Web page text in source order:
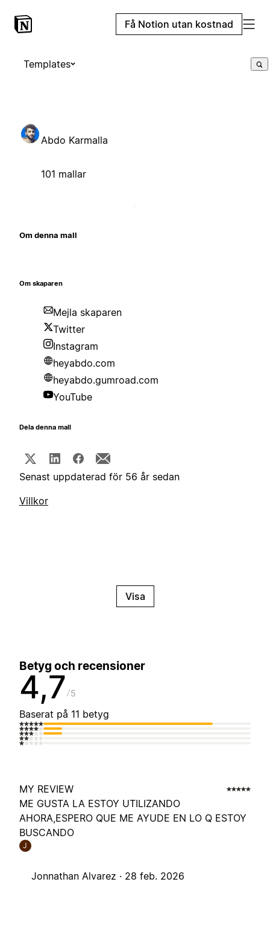
Få Notion utan kostnad
Templates
Abdo Karmalla
101 mallar
Om denna mall
Om skaparen
Mejla skaparen
Twitter
Instagram
heyabdo.com
heyabdo.gumroad.com
YouTube
Dela denna mall
Senast uppdaterad för 56 år sedan
Villkor
Visa
Betyg och recensioner
4,7 5
Baserat på 11 betyg
MY REVIEW
ME GUSTA LA ESTOY UTILIZANDO
AHORA,ESPERO QUE ME AYUDE EN LO Q ESTOY
BUSCANDO
J
Jonnathan Alvarez · 28 feb. 2026